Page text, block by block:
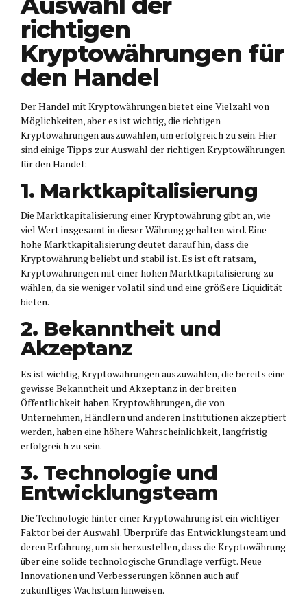
richtigen
Kryptowährungen für
den Handel
Der Handel mit Kryptowährungen bietet eine Vielzahl von
Möglichkeiten, aber es ist wichtig, die richtigen
Kryptowährungen auszuwählen, um erfolgreich zu sein. Hier
sind einige Tipps zur Auswahl der richtigen Kryptowährungen
für den Handel:
1. Marktkapitalisierung
Die Marktkapitalisierung einer Kryptowährung gibt an, wie
viel Wert insgesamt in dieser Währung gehalten wird. Eine
hohe Marktkapitalisierung deutet darauf hin, dass die
Kryptowährung beliebt und stabil ist. Es ist oft ratsam,
Kryptowährungen mit einer hohen Marktkapitalisierung zu
wählen, da sie weniger volatil sind und eine größere Liquidität
bieten.
2. Bekanntheit und
Akzeptanz
Es ist wichtig, Kryptowährungen auszuwählen, die bereits eine
gewisse Bekanntheit und Akzeptanz in der breiten
Öffentlichkeit haben. Kryptowährungen, die von
Unternehmen, Händlern und anderen Institutionen akzeptiert
werden, haben eine höhere Wahrscheinlichkeit, langfristig
erfolgreich zu sein.
3. Technologie und
Entwicklungsteam
Die Technologie hinter einer Kryptowährung ist ein wichtiger
Faktor bei der Auswahl. Überprüfe das Entwicklungsteam und
deren Erfahrung, um sicherzustellen, dass die Kryptowährung
über eine solide technologische Grundlage verfügt. Neue
Innovationen und Verbesserungen können auch auf
zukünftiges Wachstum hinweisen.